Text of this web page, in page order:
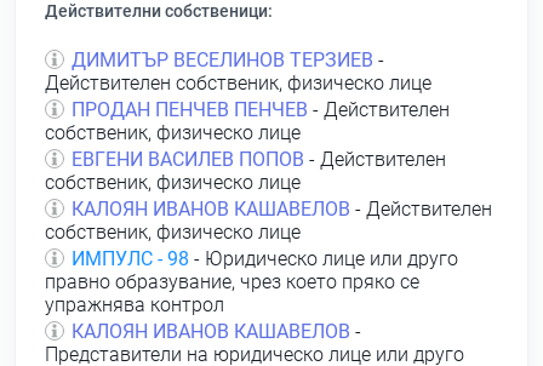
Действителни собственици:
ДИМИТЪР ВЕСЕЛИНОВ ТЕРЗИЕВ -
Действителен собственик, физическо лице
ПРОДАН ПЕНЧЕВ ПЕНЧЕВ - Действителен
собственик, физическо лице
ЕВГЕНИ ВАСИЛЕВ ПОПОВ - Действителен
собственик, физическо лице
КАЛОЯН ИВАНОВ КАШАВЕЛОВ - Действителен
собственик, физическо лице
ИМПУЛС - 98 - Юридическо лице или друго
правно образувание, чрез което пряко се
упражнява контрол
КАЛОЯН ИВАНОВ КАШАВЕЛОВ -
Представители на юридическо лице или друго